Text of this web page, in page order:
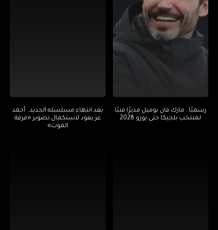
رسميًا.. مارك فان بوميل مديرًا فنيًا
لمنتخب بلجيكا حتى يورو 2028
بعد انتهاء مسلسله الجديد.. أحمد
عز يعود لاستكمال تصوير «فرقة
الموت»